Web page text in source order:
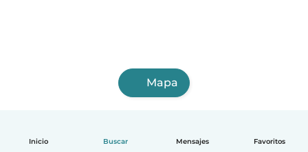
Inicio Buscar Mensajes Favoritos
Mapa